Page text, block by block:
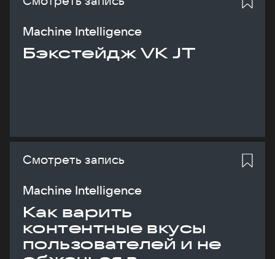
Machine Intelligence
Бэкстейдж VK JT
Смотреть запись
Machine Intelligence
Как варить
контентные вкусы
пользователей и не